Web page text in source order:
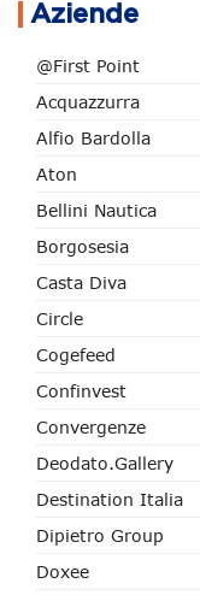
Aziende
@First Point
Acquazzurra
Alfio Bardolla
Aton
Bellini Nautica
Borgosesia
Casta Diva
Circle
Cogefeed
Confinvest
Convergenze
Deodato.Gallery
Destination Italia
Dipietro Group
Doxee